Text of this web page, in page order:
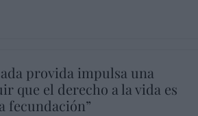
provida impulsa una
que el derecho a la vida es
fecundación”